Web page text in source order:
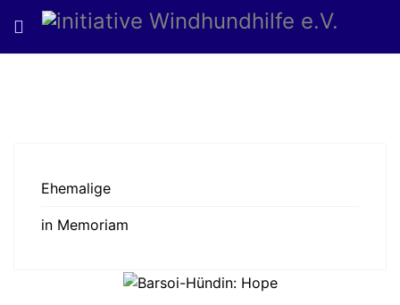
Ehemalige
in Memoriam